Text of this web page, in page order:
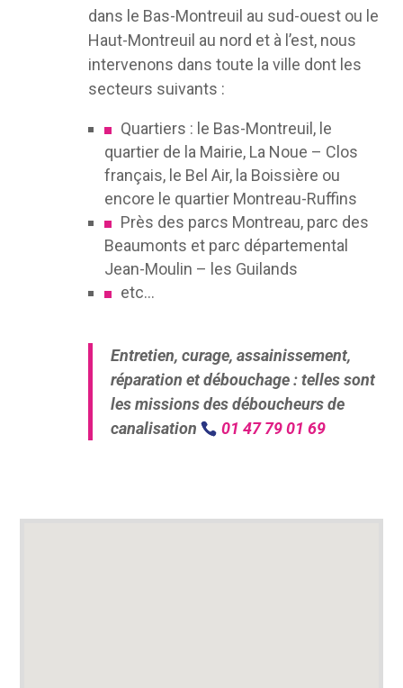
dans le Bas-Montreuil au sud-ouest ou le
Haut-Montreuil au nord et à l’est, nous
intervenons dans toute la ville dont les
secteurs suivants :
Quartiers : le Bas-Montreuil, le
quartier de la Mairie, La Noue – Clos
français, le Bel Air, la Boissière ou
encore le quartier Montreau-Ruffins
Près des parcs Montreau, parc des
Beaumonts et parc départemental
Jean-Moulin – les Guilands
etc…
Entretien, curage, assainissement,
réparation et débouchage : telles sont
les missions des déboucheurs de
canalisation
01 47 79 01 69